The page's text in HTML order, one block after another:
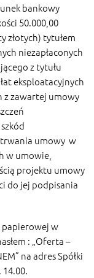
bankowy
50.000,00
złotych) tytułem
niezapłaconych
z tytułu
eksploatacyjnych
z zawartej umowy
umowy w
w umowie,
projektu umowy
do jej podpisania
papierowej w
: „Oferta –
na adres Spółki